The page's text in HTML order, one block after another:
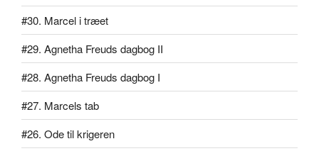
#30. Marcel i træet
#29. Agnetha Freuds dagbog II
#28. Agnetha Freuds dagbog I
#27. Marcels tab
#26. Ode til krigeren